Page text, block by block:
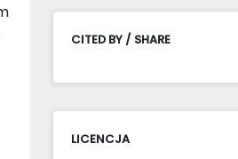
CITED BY / SHARE
LICENCJA